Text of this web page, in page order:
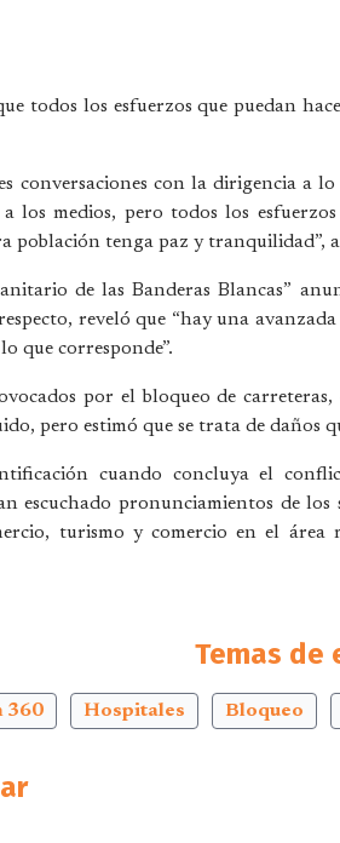
todos los esfuerzos que puedan
conversaciones con la dirigencia a
los medios, pero todos los
población tenga paz y tranquilidad”,
de las Banderas Blancas”
reveló que “hay una
que corresponde”.
por el bloqueo de
pero estimó que se trata de daños
cuando concluya el
escuchado pronunciamientos de los
turismo y comercio en el
Temas de
360 Hospitales Bloqueo